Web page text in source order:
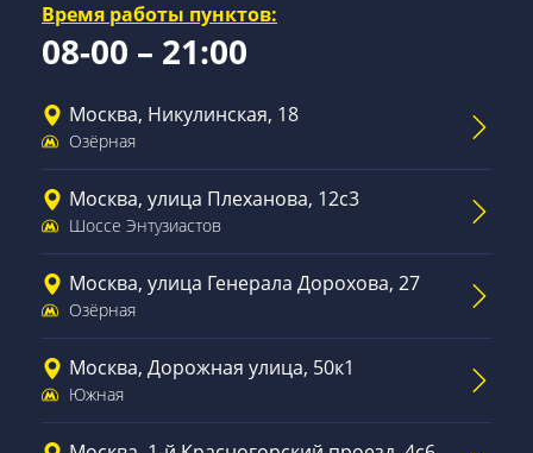
Время работы пунктов:
08-00 – 21:00
Москва, Никулинская, 18
Озёрная
Москва, улица Плеханова, 12с3
Шоссе Энтузиастов
Москва, улица Генерала Дорохова, 27
Озёрная
Москва, Дорожная улица, 50к1
Южная